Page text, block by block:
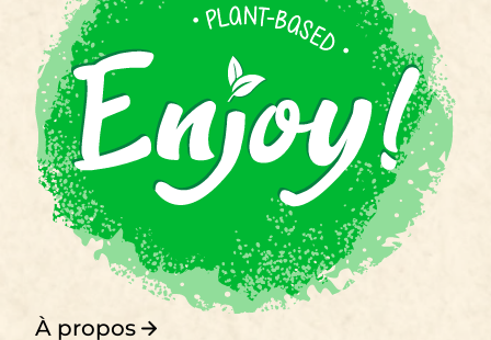
À propos